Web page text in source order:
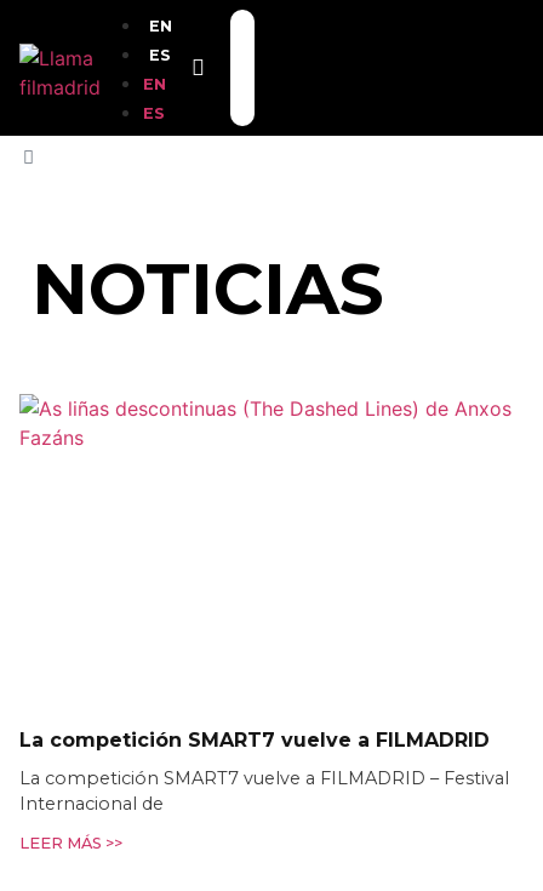
EN
ES
EN
ES
NOTICIAS
La competición SMART7 vuelve a FILMADRID
La competición SMART7 vuelve a FILMADRID – Festival
Internacional de
LEER MÁS >>